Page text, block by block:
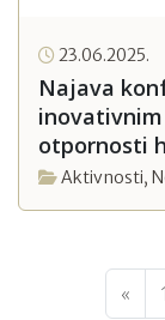
23.06.2025.
Najava
otpornosti
Aktivnosti,
« 1